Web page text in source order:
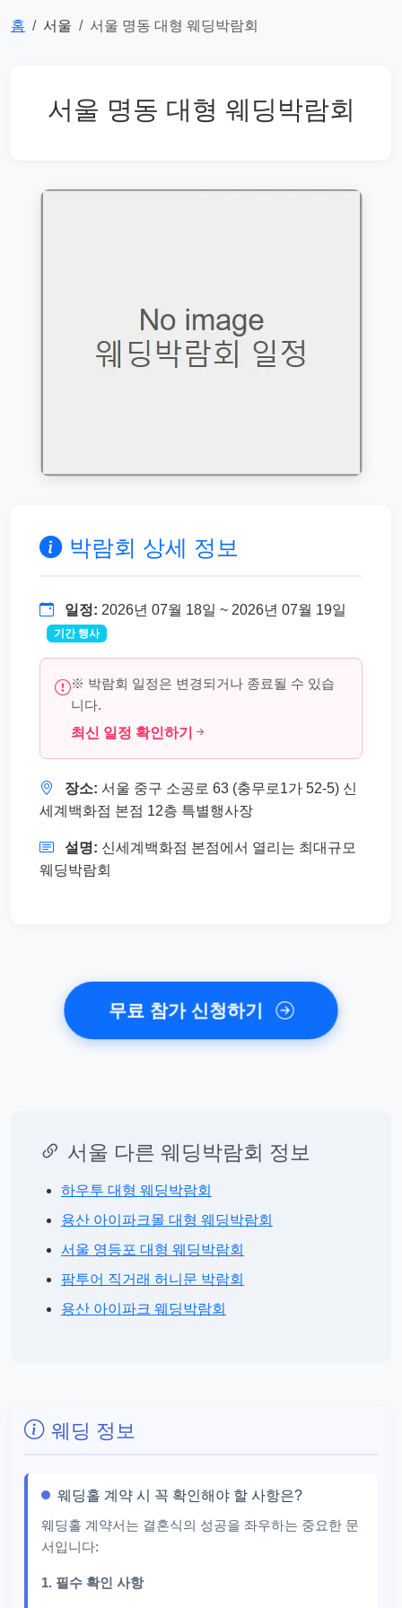
홈 서울 서울 명동 대형 웨딩박람회
서울 명동 대형 웨딩박람회
박람회 상세 정보
일정: 2026년 07월 18일 ~ 2026년 07월 19일
기간 행사
※ 박람회 일정은 변경되거나 종료될 수 있습
니다.
최신 일정 확인하기
장소: 서울 중구 소공로 63 (충무로1가 52-5) 신
세계백화점 본점 12층 특별행사장
설명: 신세계백화점 본점에서 열리는 최대규모
웨딩박람회
무료 참가 신청하기
서울 다른 웨딩박람회 정보
하우투 대형 웨딩박람회
용산 아이파크몰 대형 웨딩박람회
서울 영등포 대형 웨딩박람회
팜투어 직거래 허니문 박람회
용산 아이파크 웨딩박람회
웨딩 정보
웨딩홀 계약 시 꼭 확인해야 할 사항은?
웨딩홀 계약서는 결혼식의 성공을 좌우하는 중요한 문
서입니다:
1. 필수 확인 사항